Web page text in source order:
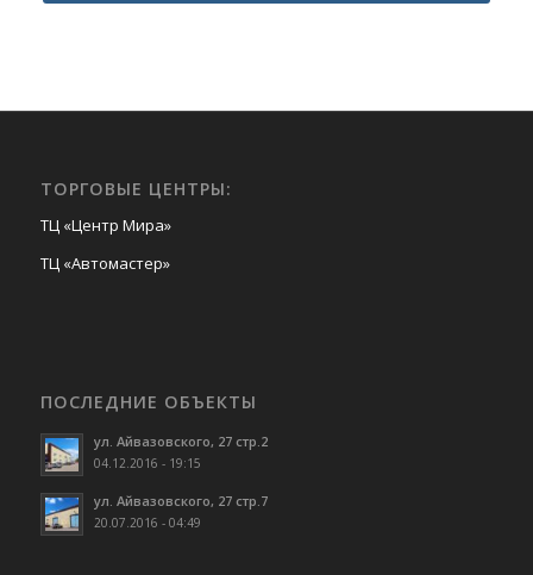
ТОРГОВЫЕ ЦЕНТРЫ:
ТЦ «Центр Мира»
ТЦ «Автомастер»
ПОСЛЕДНИЕ ОБЪЕКТЫ
ул. Айвазовского, 27 стр.2
04.12.2016 - 19:15
ул. Айвазовского, 27 стр.7
20.07.2016 - 04:49